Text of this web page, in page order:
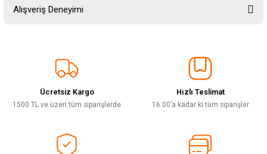
Bu ürünün fiyat bilgisi, resim, ürün açıklamalarında ve diğer konularda
yetersiz gördüğünüz noktaları öneri formunu kullanarak tarafımıza
Ürün resmi kalitesiz, bozuk veya görüntülenemiyor.
Ürün açıklamasında eksik bilgiler bulunuyor.
Ürün bilgilerinde hatalar bulunuyor.
Bu ürüne benzer farklı alternatifler olmalı.
Alışveriş Deneyimi
Deneyimini Paylaş
Ücretsiz Kargo
1500 TL ve üzeri tüm siparişlerde
Hızlı Teslimat
16:00’a kadar ki tüm siparişler